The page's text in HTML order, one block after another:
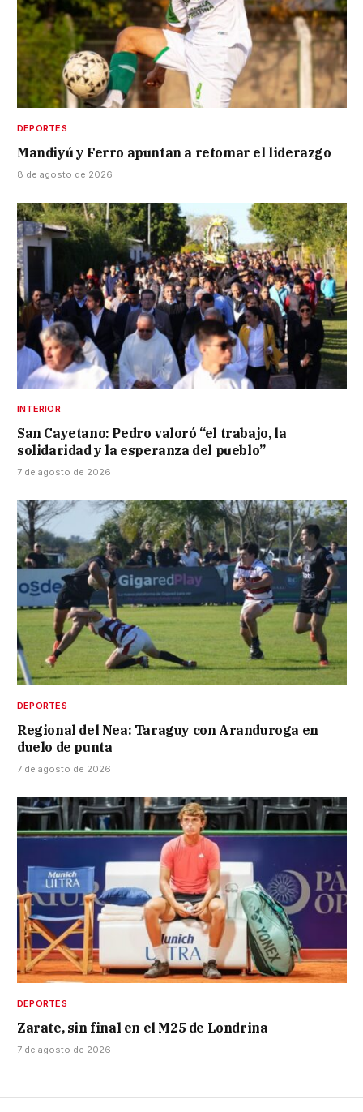
DEPORTES
Mandiyú y Ferro apuntan a retomar el liderazgo
8 de agosto de 2026
INTERIOR
San Cayetano: Pedro valoró “el trabajo, la
solidaridad y la esperanza del pueblo”
7 de agosto de 2026
DEPORTES
Regional del Nea: Taraguy con Aranduroga en
duelo de punta
7 de agosto de 2026
DEPORTES
Zarate, sin final en el M25 de Londrina
7 de agosto de 2026